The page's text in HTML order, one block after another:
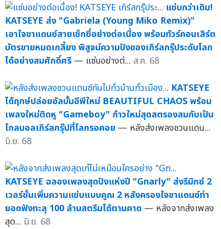
แซ่บกว่าเดิม!
KATSEYE ส่ง "Gabriela (Young Miko Remix)"
เอาใจขาแดนซ์สายเซ็กซี่อย่างต่อเนื่อง พร้อมทัวร์คอนเสิร์ต
บัตรขายหมดเกลี้ยง พิสูจน์ความปังของเกิร์ลกรุ๊ประดับโลก
ได้อย่างสมศักดิ์ศรี — แซ่บอย่างต่... ส.ค. 68
KATSEYE
ได้ฤกษ์ปล่อยอัลบั้มอีพีใหม่ BEAUTIFUL CHAOS พร้อม
เพลงใหม่ติดหู "Gameboy" ก้าวใหม่สุดสตรองสมกับเป็น
โกลบอลเกิร์ลกรุ๊ปที่โลกรอคอย — หลังส่งเพลงชวนแดน...
มิ.ย. 68
KATSEYE ฉลองเพลงสุดปังแห่งปี "Gnarly" ส่งรีมิกซ์ 2
เวอร์ชั่นเพิ่มความแซ่บแบบคูณ 2 หลังครองใจขาแดนซ์ทำ
ยอดฟังทะลุ 100 ล้านสตรีมได้ตามคาด — หลังจากส่งเพลง
สุด... มิ.ย. 68